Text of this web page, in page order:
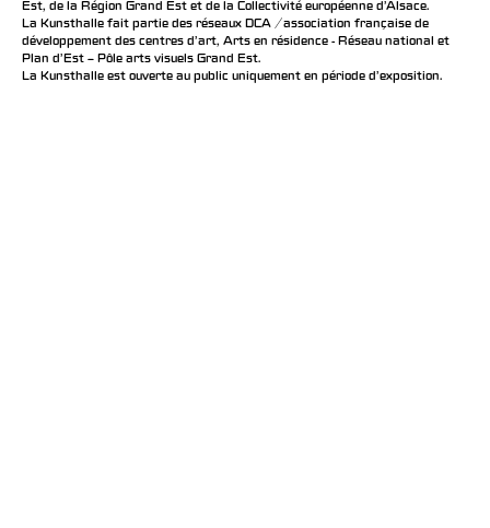
Est, de la Région Grand Est et de la Collectivité européenne d’Alsace.
La Kunsthalle fait partie des réseaux DCA / association française de
développement des centres d'art, Arts en résidence - Réseau national et
Plan d’Est – Pôle arts visuels Grand Est.
La Kunsthalle est ouverte au public uniquement en période d'exposition.